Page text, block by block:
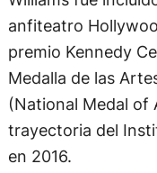
anfiteatro
premio Kennedy
Medalla de las
(National Medal of
trayectoria del
en 2016.